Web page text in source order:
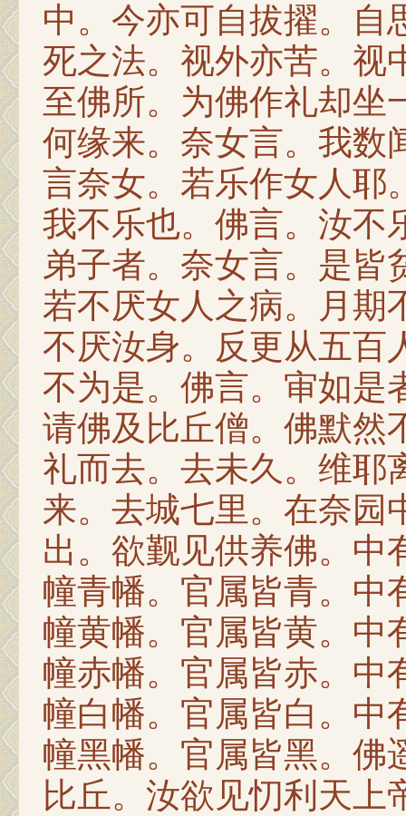
中。今亦可自拔擢。自
死之法。视外亦苦。视
至佛所。为佛作礼却坐
何缘来。奈女言。我数
言奈女。若乐作女人耶
我不乐也。佛言。汝不
弟子者。奈女言。是皆
若不厌女人之病。月期
不厌汝身。反更从五百
不为是。佛言。审如是
请佛及比丘僧。佛默然
礼而去。去未久。维耶
来。去城七里。在奈园
出。欲觐见供养佛。中
幢青幡。官属皆青。中
幢黄幡。官属皆黄。中
幢赤幡。官属皆赤。中
幢白幡。官属皆白。中
幢黑幡。官属皆黑。佛
比丘。汝欲见忉利天上